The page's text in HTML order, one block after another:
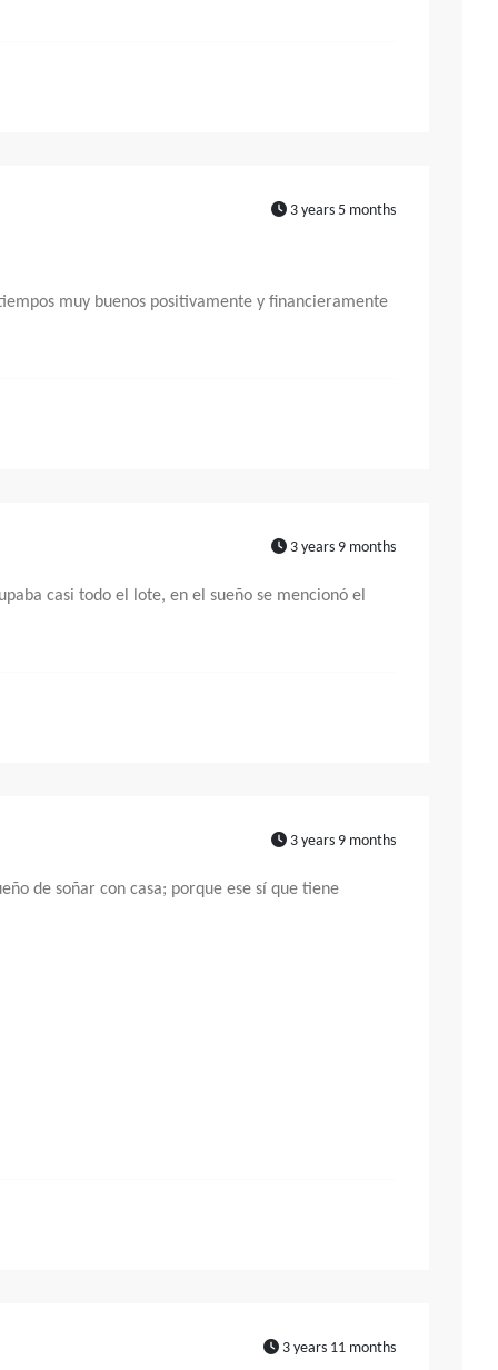
3 years 5 months
muy buenos positivamente y financieramente
3 years 9 months
casi todo el lote, en el sueño se mencionó el
3 years 9 months
de soñar con casa; porque ese sí que tiene
3 years 11 months